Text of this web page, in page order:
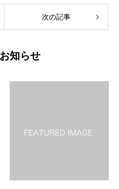
次の記事
知らせ